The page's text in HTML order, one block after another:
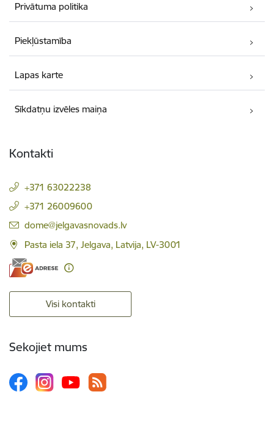
Privātuma politika
Piekļūstamība
Lapas karte
Sīkdatņu izvēles maiņa
Kontakti
+371 63022238
+371 26009600
E-pasts:
dome@jelgavasnovads.lv
Pasta iela 37, Jelgava, Latvija, LV-3001
Visi kontakti
Sekojiet mums